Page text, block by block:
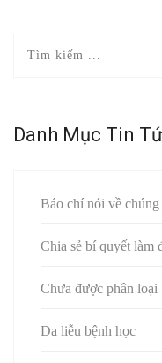
Danh Mục Tin
Báo chí nói về chúng
Chia sẻ bí quyết làm
Chưa được phân loại
Da liễu bệnh học